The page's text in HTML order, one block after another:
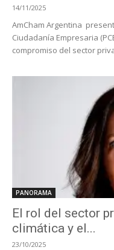
14/11/2025
AmCham Argentina
Ciudadanía Empresaria
compromiso del sector
PANORAMA
El rol del sector
climática y el...
23/10/2025